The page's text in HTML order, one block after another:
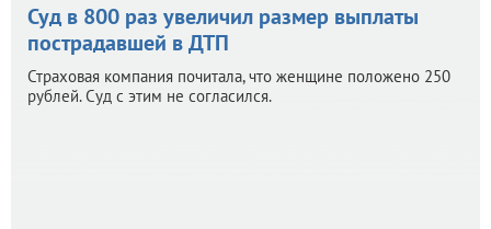
Суд в 800 раз увеличил размер выплаты
пострадавшей в ДТП
Страховая компания почитала, что женщине положено 250
рублей. Суд с этим не согласился.